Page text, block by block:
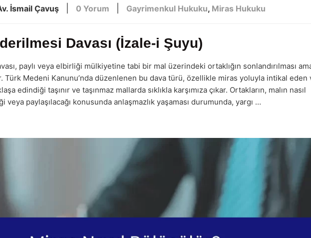
İsmail Çavuş 0 Yorum Gayrimenkul Hukuku, Miras Hukuku
Davası (İzale-i Şuyu)
paylı veya elbirliği mülkiyetine tabi bir mal üzerindeki ortaklığın sonlandırılması
Türk Medeni Kanunu’nda düzenlenen bu dava türü, özellikle miras yoluyla intikal eden
edindiği taşınır ve taşınmaz mallarda sıklıkla karşımıza çıkar. Ortakların, malın nasıl
veya paylaşılacağı konusunda anlaşmazlık yaşaması durumunda, yargı …